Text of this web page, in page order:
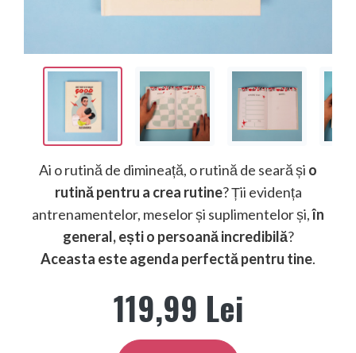
Ai o rutină de dimineață, o rutină de seară și o
rutină pentru a crea rutine? Ții evidența
antrenamentelor, meselor și suplimentelor și,în
general, ești o persoană incredibilă?
Aceasta este agenda perfectă pentru tine.
119,99 Lei